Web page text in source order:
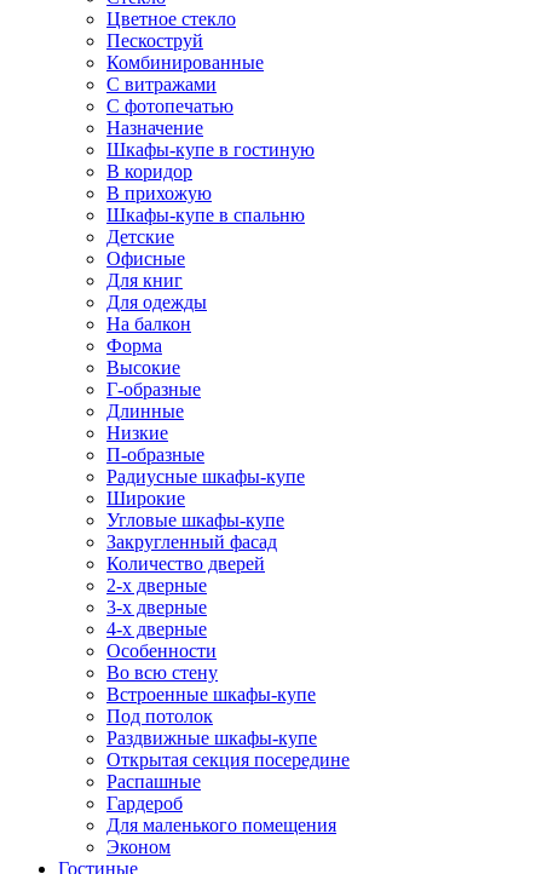
Цветное стекло
Пескоструй
Комбинированные
С витражами
С фотопечатью
Назначение
Шкафы-купе в гостиную
В коридор
В прихожую
Шкафы-купе в спальню
Детские
Офисные
Для книг
Для одежды
На балкон
Форма
Высокие
Г-образные
Длинные
Низкие
П-образные
Радиусные шкафы-купе
Широкие
Угловые шкафы-купе
Закругленный фасад
Количество дверей
2-х дверные
3-х дверные
4-х дверные
Особенности
Во всю стену
Встроенные шкафы-купе
Под потолок
Раздвижные шкафы-купе
Открытая секция посередине
Распашные
Гардероб
Для маленького помещения
Эконом
Гостиные